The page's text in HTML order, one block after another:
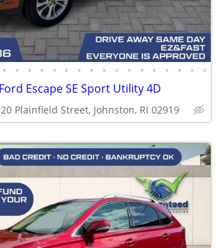
• • • • • • • • • • • • • • • • •
Escape SE Sport Utility 4D
Plainfield Street, Johnston, RI 02919